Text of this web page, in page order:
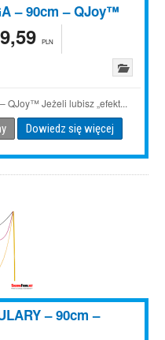
– 90cm – QJoy™
PLN
QJoy™ Jeżeli lubisz „efekt...
Dowiedz się więcej
– 90cm –